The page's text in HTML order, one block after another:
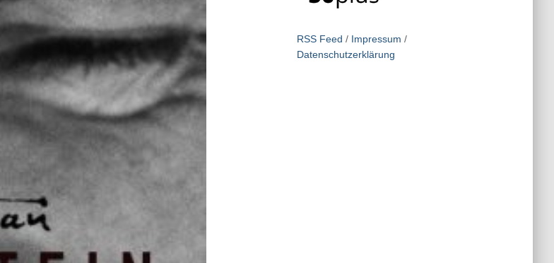
RSS Feed / Impressum /
Datenschutzerklärung